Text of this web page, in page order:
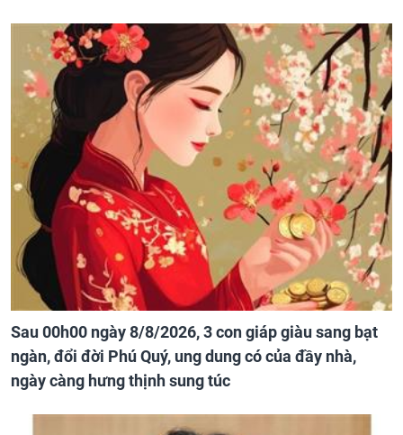
Sau 00h00 ngày 8/8/2026, 3 con giáp giàu sang bạt
ngàn, đổi đời Phú Quý, ung dung có của đầy nhà,
ngày càng hưng thịnh sung túc